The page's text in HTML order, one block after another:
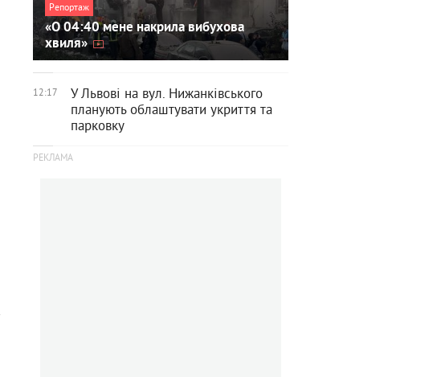
Репортаж
«О 04:40 мене накрила вибухова
хвиля»
12:17
У Львові на вул. Нижанківського
планують облаштувати укриття та
парковку